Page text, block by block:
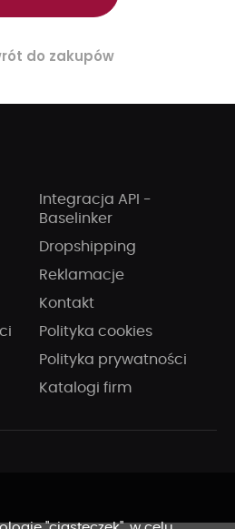
do zakupów
Integracja API -
Baselinker
Dropshipping
Reklamacje
Kontakt
Polityka cookies
Polityka prywatności
Katalogi firm